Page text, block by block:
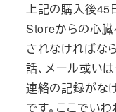
上記の購入後45
Storeからの心
されなければな
話、メール或い
連絡の記録がな
です。ここでい